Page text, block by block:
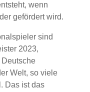
wenn
gefördert wird.
sind
2023,
Welt, so viele
Das ist das